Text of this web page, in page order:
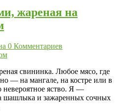
жареная на
0 Комментариев
свининка. Любое мясо, где
— на мангале, на костре или в
невероятное яство. Я —
шашлыка и зажаренных сочных